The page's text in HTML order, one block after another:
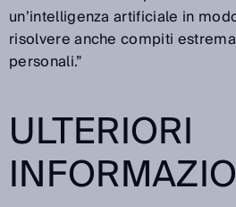
un’intelligenza artificiale in
risolvere anche compiti
personali.”
ULTERIORI